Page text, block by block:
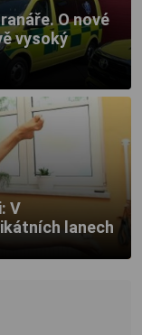
O nové
vysoký
V
lanech